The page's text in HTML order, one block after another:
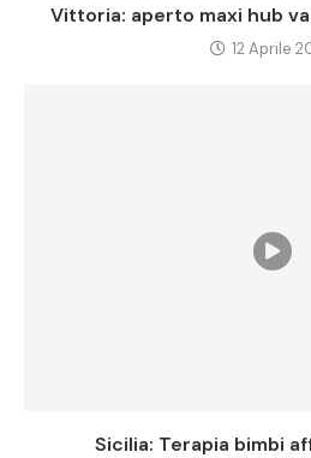
Vittoria: aperto maxi hub
12 Aprile
Sicilia: Terapia bimbi